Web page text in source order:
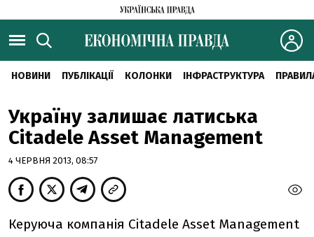
НОВИНИ ПУБЛІКАЦІЇ КОЛОНКИ ІНФРАСТРУКТУРА
Україну залишає латиська
Citadele Asset Management
4 ЧЕРВНЯ 2013, 08:57
Керуюча компанія Citadele Asset Management